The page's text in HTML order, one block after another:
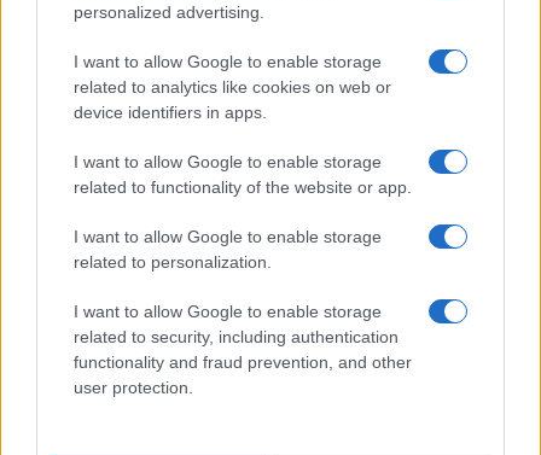
personalized advertising.
I want to allow Google to enable storage
related to analytics like cookies on web or
device identifiers in apps.
I want to allow Google to enable storage
related to functionality of the website or app.
I want to allow Google to enable storage
related to personalization.
I want to allow Google to enable storage
related to security, including authentication
functionality and fraud prevention, and other
user protection.
Cómo la crisis de refino está afectando los precios de la
Lucía Herrera · 7 Ago 2026